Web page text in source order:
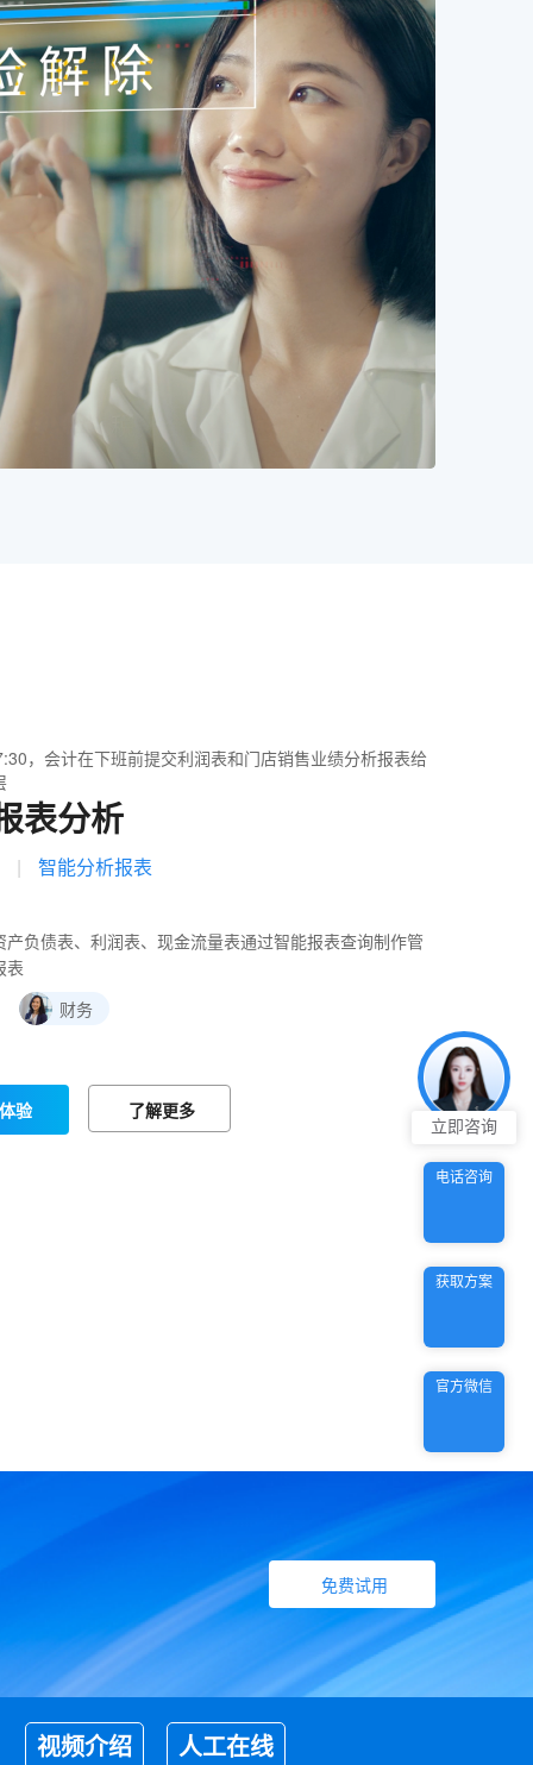
，会计在下班前提交利润表和门店销售业绩分析报表给
表分析
| 智能分析报表
产负债表、利润表、现金流量表通过智能报表查询制作管
表
财务
验 了解更多
免费试用
视频介绍 人工在线
立即咨询
电话咨询
获取方案
官方微信